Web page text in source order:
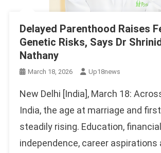
Delayed Parenthood Raises
Genetic Risks, Says Dr
Nathany
March 18, 2026 Up18news
New Delhi [India], March 18:
India, the age at marriage and
steadily rising. Education, financial
independence, career aspirations